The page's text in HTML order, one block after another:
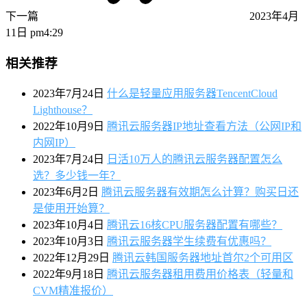
下一篇
2023年4月
11日 pm4:29
相关推荐
2023年7月24日 什么是轻量应用服务器TencentCloud
Lighthouse？
2022年10月9日 腾讯云服务器IP地址查看方法（公网IP和
内网IP）
2023年7月24日
日活10万人的腾讯云服务器配置怎么
选？多少钱一年？
2023年6月2日 腾讯云服务器有效期怎么计算？购买日还
是使用开始算？
2023年10月4日 腾讯云16核CPU服务器配置有哪些？
2023年10月3日 腾讯云服务器学生续费有优惠吗？
2022年12月29日 腾讯云韩国服务器地址首尔2个可用区
2022年9月18日 腾讯云服务器租用费用价格表（轻量和
CVM精准报价）